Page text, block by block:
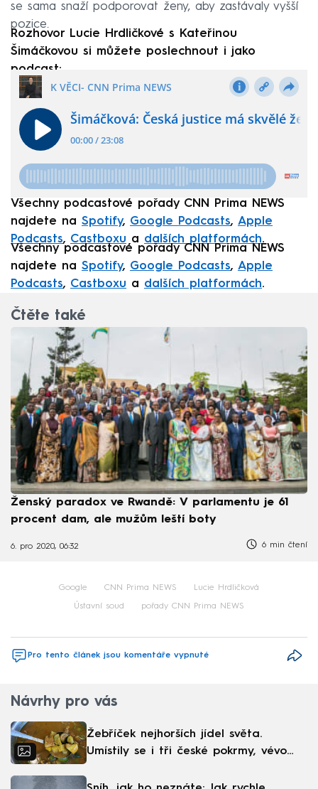
se sama snaží podporovat ženy, aby zastávaly vyšší
pozice.
Rozhovor Lucie Hrdličkové s Kateřinou
Šimáčkovou si můžete poslechnout i jako
podcast:
Všechny podcastové pořady CNN Prima NEWS
najdete na Spotify, Google Podcasts, Apple
Podcasts, Castboxu a dalších platformách.
Všechny podcastové pořady CNN Prima NEWS
najdete na Spotify, Google Podcasts, Apple
Podcasts, Castboxu a dalších platformách.
Čtěte také
Ženský paradox ve Rwandě: V parlamentu je 61
procent dam, ale mužům leští boty
6. pro 2020, 06:32 6 min čtení
Google CNN Prima NEWS Lucie Hrdličková
Ústavní soud pořady CNN Prima NEWS
Pro tento článek jsou komentáře vypnuté
Návrhy pro vás
Žebříček nejhorších jídel světa.
Umístily se i tři české pokrmy, vévodí